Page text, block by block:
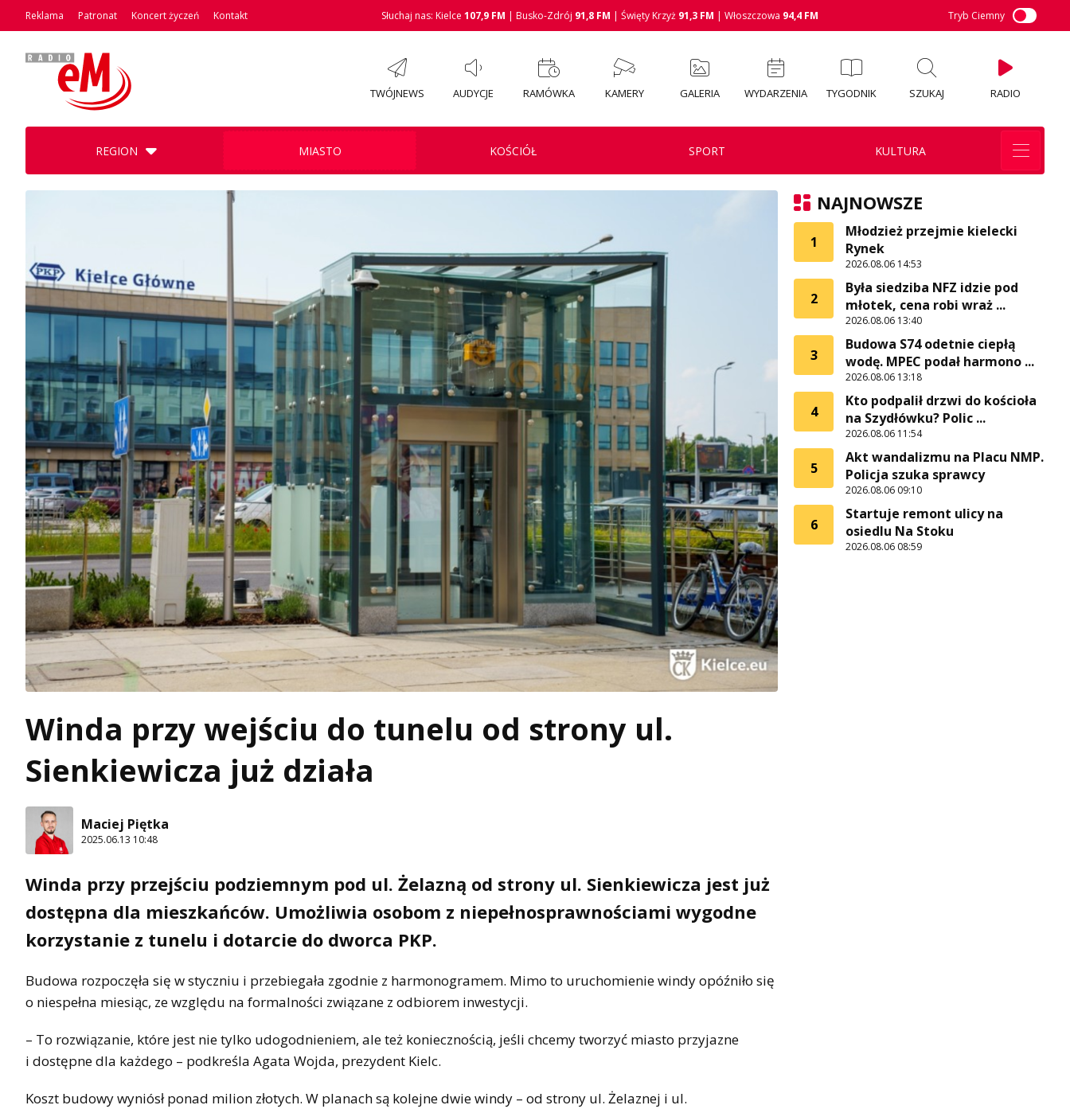
Reklama Patronat Koncert życzeń Kontakt Słuchaj nas: Kielce 107,9 FM | Busko-Zdrój 91,8 FM | Święty Krzyż 91,3 FM | Włoszczowa 94,4 FM Tryb Ciemny
TWÓJNEWS AUDYCJE RAMÓWKA KAMERY GALERIA WYDARZENIA TYGODNIK SZUKAJ RADIO
REGION MIASTO KOŚCIÓŁ SPORT KULTURA
Winda przy wejściu do tunelu od strony ul.
Sienkiewicza już działa
Maciej Piętka
2025.06.13 10:48
Winda przy przejściu podziemnym pod ul. Żelazną od strony ul. Sienkiewicza jest już
dostępna dla mieszkańców. Umożliwia osobom z niepełnosprawnościami wygodne
korzystanie z tunelu i dotarcie do dworca PKP.
Budowa rozpoczęła się w styczniu i przebiegała zgodnie z harmonogramem. Mimo to uruchomienie windy opóźniło się
o niespełna miesiąc, ze względu na formalności związane z odbiorem inwestycji.
– To rozwiązanie, które jest nie tylko udogodnieniem, ale też koniecznością, jeśli chcemy tworzyć miasto przyjazne
i dostępne dla każdego – podkreśla Agata Wojda, prezydent Kielc.
Koszt budowy wyniósł ponad milion złotych. W planach są kolejne dwie windy – od strony ul. Żelaznej i ul.
NAJNOWSZE
1
Młodzież przejmie kielecki
Rynek
2026.08.06 14:53
2
Była siedziba NFZ idzie pod
młotek, cena robi wraż ...
2026.08.06 13:40
3
Budowa S74 odetnie ciepłą
wodę. MPEC podał harmono ...
2026.08.06 13:18
4
Kto podpalił drzwi do kościoła
na Szydłówku? Polic ...
2026.08.06 11:54
5
Akt wandalizmu na Placu NMP.
Policja szuka sprawcy
2026.08.06 09:10
6
Startuje remont ulicy na
osiedlu Na Stoku
2026.08.06 08:59